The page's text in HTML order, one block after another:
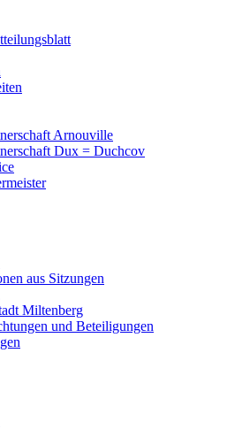
Arnouville
Dux = Duchcov
aus Sitzungen
Miltenberg
und Beteiligungen